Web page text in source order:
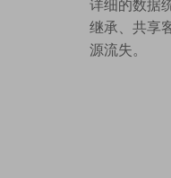
详细的数据
继承、共享
源流失。